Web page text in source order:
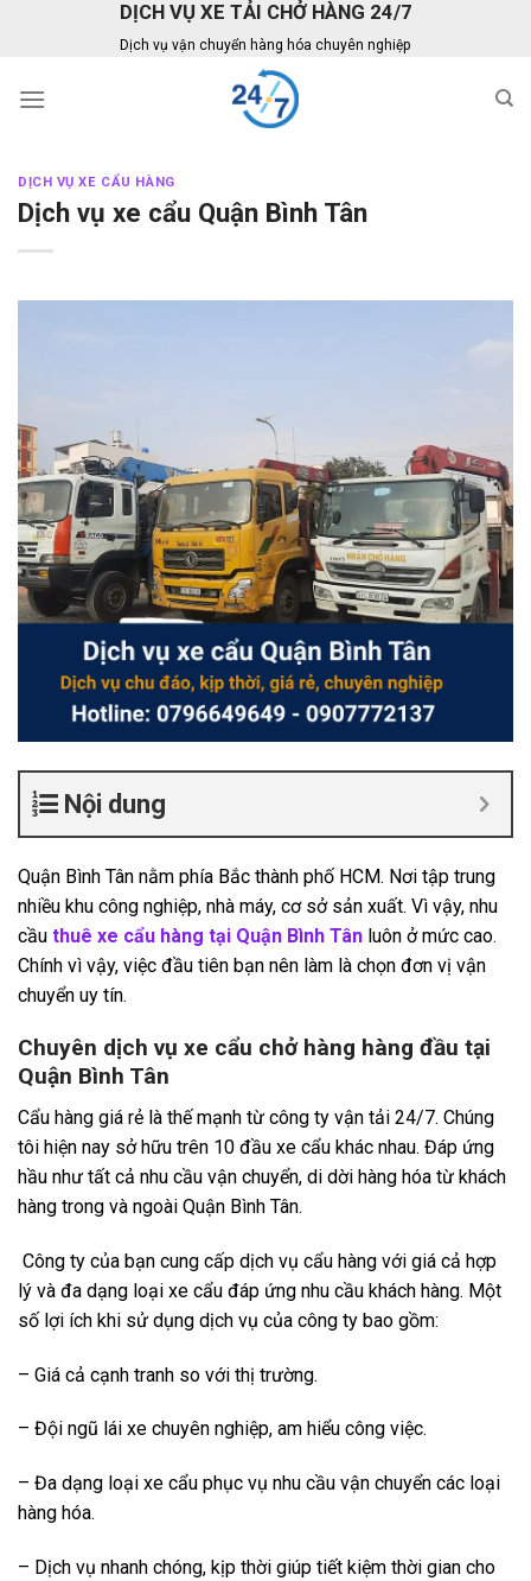
DỊCH VỤ XE TẢI CHỞ HÀNG 24/7
Dịch vụ vận chuyển hàng hóa chuyên nghiệp
DỊCH VỤ XE CẨU HÀNG
Dịch vụ xe cẩu Quận Bình Tân
Nội dung
Quận Bình Tân nằm phía Bắc thành phố HCM. Nơi tập trung
nhiều khu công nghiệp, nhà máy, cơ sở sản xuất. Vì vậy, nhu
cầu thuê xe cẩu hàng tại Quận Bình Tân luôn ở mức cao.
Chính vì vậy, việc đầu tiên bạn nên làm là chọn đơn vị vận
chuyển uy tín.
Chuyên dịch vụ xe cẩu chở hàng hàng đầu tại
Quận Bình Tân
Cẩu hàng giá rẻ là thế mạnh từ công ty vận tải 24/7. Chúng
tôi hiện nay sở hữu trên 10 đầu xe cẩu khác nhau. Đáp ứng
hầu như tất cả nhu cầu vận chuyển, di dời hàng hóa từ khách
hàng trong và ngoài Quận Bình Tân.
Công ty của bạn cung cấp dịch vụ cẩu hàng với giá cả hợp
lý và đa dạng loại xe cẩu đáp ứng nhu cầu khách hàng. Một
số lợi ích khi sử dụng dịch vụ của công ty bao gồm:
– Giá cả cạnh tranh so với thị trường.
– Đội ngũ lái xe chuyên nghiệp, am hiểu công việc.
– Đa dạng loại xe cẩu phục vụ nhu cầu vận chuyển các loại
hàng hóa.
– Dịch vụ nhanh chóng, kịp thời giúp tiết kiệm thời gian cho